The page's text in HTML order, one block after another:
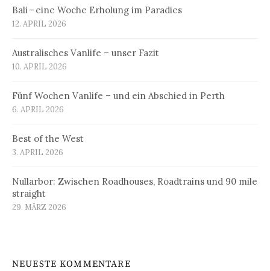
Bali – eine Woche Erholung im Paradies
12. APRIL 2026
Australisches Vanlife – unser Fazit
10. APRIL 2026
Fünf Wochen Vanlife – und ein Abschied in Perth
6. APRIL 2026
Best of the West
3. APRIL 2026
Nullarbor: Zwischen Roadhouses, Roadtrains und 90 mile
straight
29. MÄRZ 2026
NEUESTE KOMMENTARE